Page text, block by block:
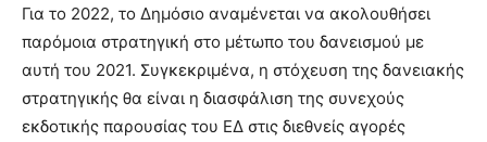
Για το 2022, το Δημόσιο αναμένεται να ακολουθήσει
παρόμοια στρατηγική στο μέτωπο του δανεισμού με
αυτή του 2021. Συγκεκριμένα, η στόχευση της δανειακής
στρατηγικής θα είναι η διασφάλιση της συνεχούς
εκδοτικής παρουσίας του ΕΔ στις διεθνείς αγορές